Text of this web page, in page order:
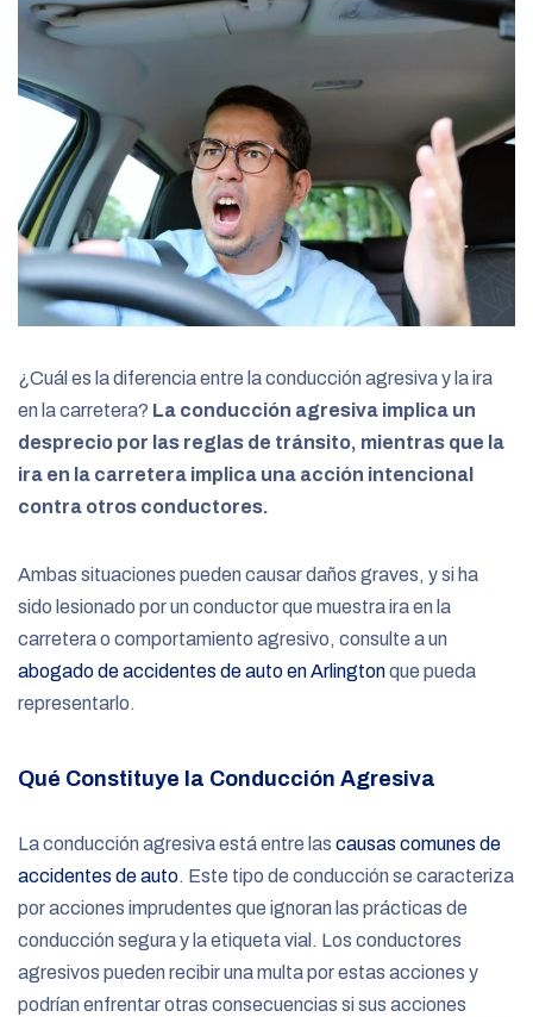
¿Cuál es la diferencia entre la conducción agresiva y la ira
en la carretera? La conducción agresiva implica un
desprecio por las reglas de tránsito, mientras que la
ira en la carretera implica una acción intencional
contra otros conductores.
Ambas situaciones pueden causar daños graves, y si ha
sido lesionado por un conductor que muestra ira en la
carretera o comportamiento agresivo, consulte a un
abogado de accidentes de auto en Arlingtonque pueda
representarlo.
Qué Constituye la Conducción Agresiva
La conducción agresiva está entre las causas comunes de
accidentes de auto. Este tipo de conducción se caracteriza
por acciones imprudentes que ignoran las prácticas de
conducción segura y la etiqueta vial. Los conductores
agresivos pueden recibir una multa por estas acciones y
podrían enfrentar otras consecuencias si sus acciones